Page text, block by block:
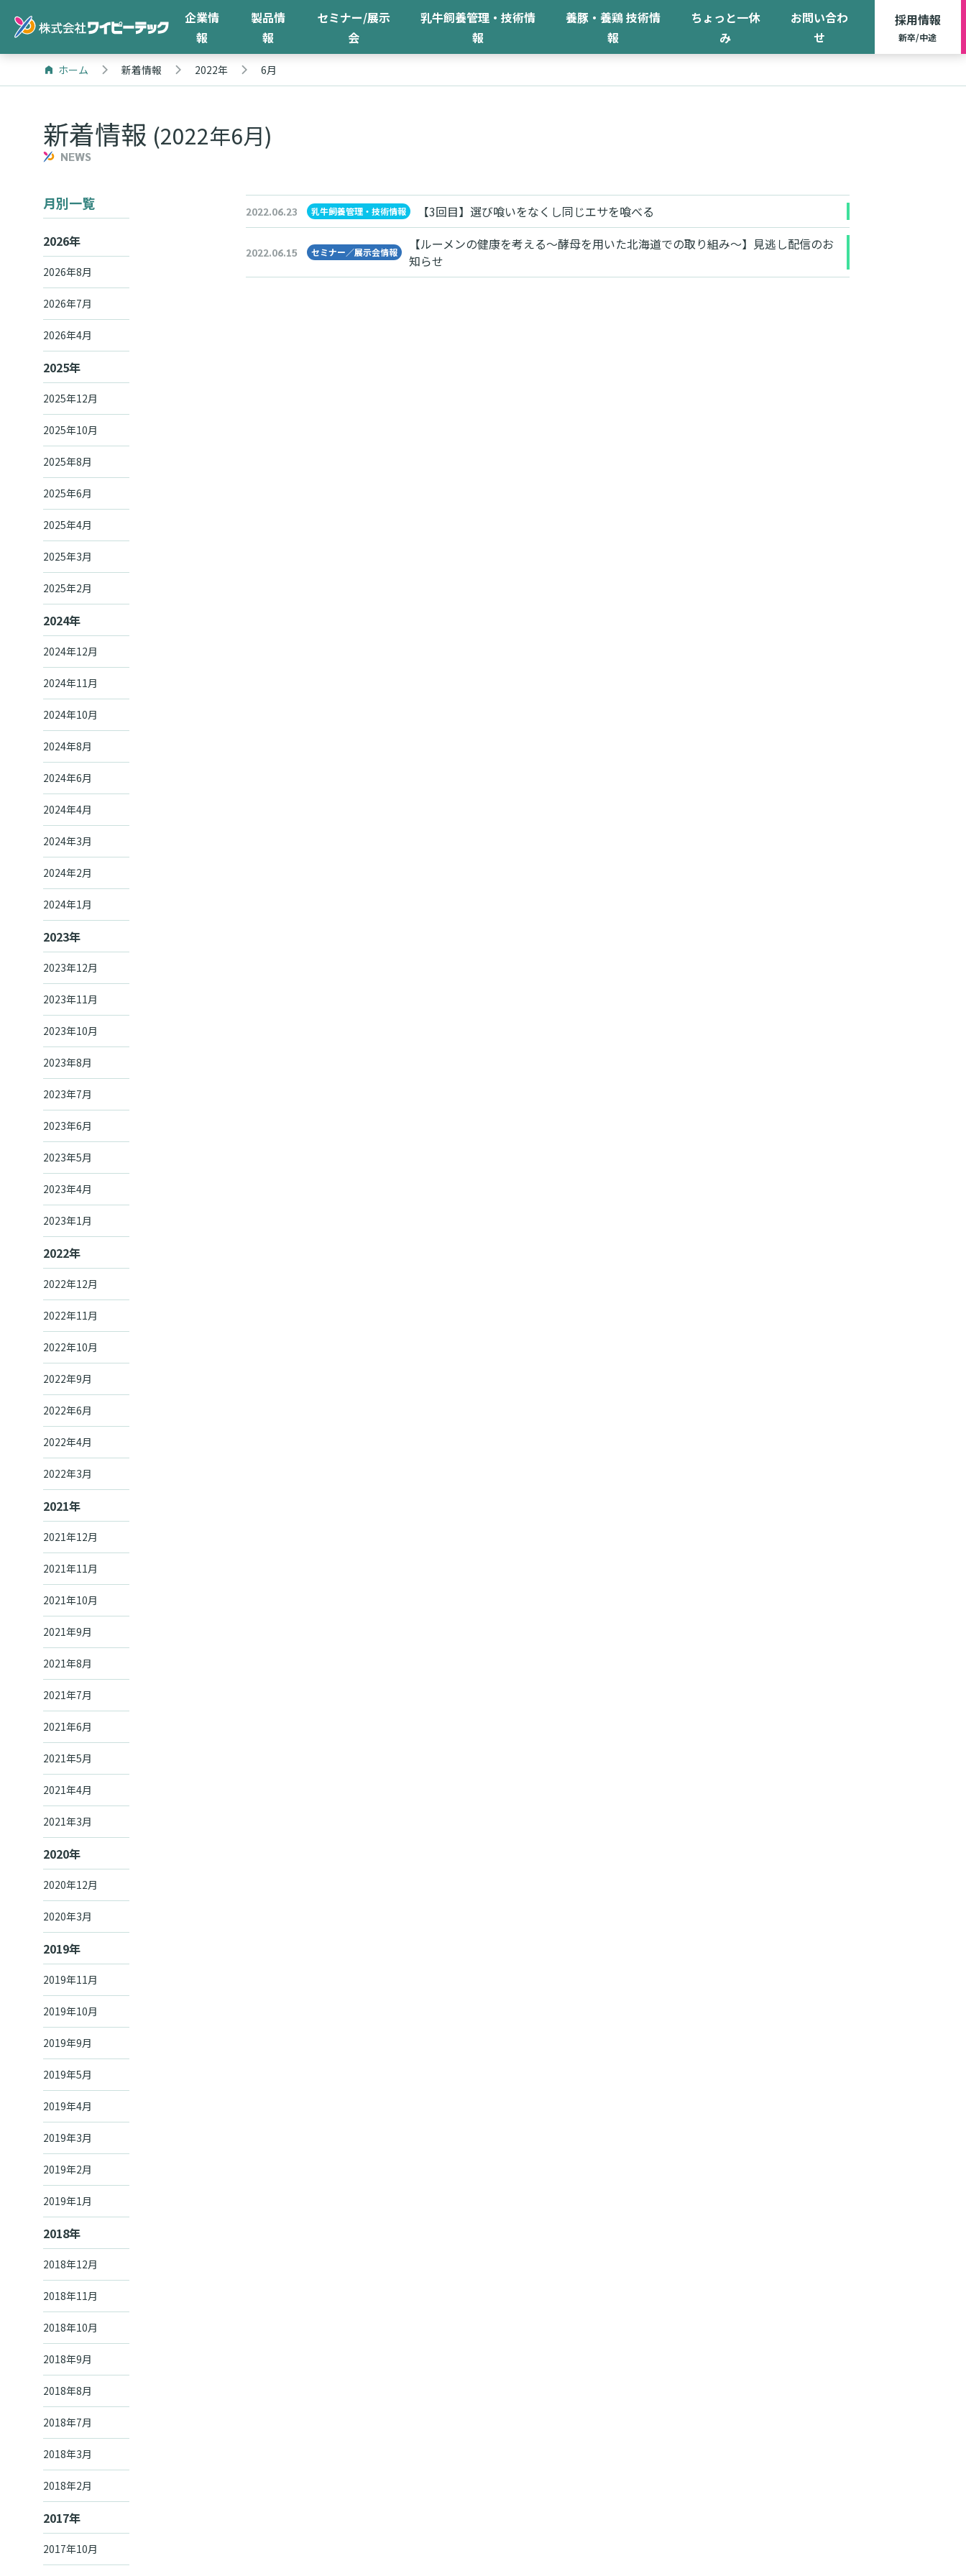
企業情
報
製品情
報
セミナー/展示
会
乳牛飼養管理・技術情
報
養豚・養鶏 技術情
報
ちょっと一休
み
お問い合わ
せ
採用情報
新卒/中途
ホーム 新着情報 2022年 6月
新着情報 (2022年6月)
NEWS
2022.06.23 乳牛飼養管理・技術情報 【3回目】選び喰いをなくし同じエサを喰べる
2022.06.15 セミナー／展示会情報
【ルーメンの健康を考える～酵母を用いた北海道での取り組み～】見逃し配信のお
知らせ
月別一覧
2026年
2026年8月
2026年7月
2026年4月
2025年
2025年12月
2025年10月
2025年8月
2025年6月
2025年4月
2025年3月
2025年2月
2024年
2024年12月
2024年11月
2024年10月
2024年8月
2024年6月
2024年4月
2024年3月
2024年2月
2024年1月
2023年
2023年12月
2023年11月
2023年10月
2023年8月
2023年7月
2023年6月
2023年5月
2023年4月
2023年1月
2022年
2022年12月
2022年11月
2022年10月
2022年9月
2022年6月
2022年4月
2022年3月
2021年
2021年12月
2021年11月
2021年10月
2021年9月
2021年8月
2021年7月
2021年6月
2021年5月
2021年4月
2021年3月
2020年
2020年12月
2020年3月
2019年
2019年11月
2019年10月
2019年9月
2019年5月
2019年4月
2019年3月
2019年2月
2019年1月
2018年
2018年12月
2018年11月
2018年10月
2018年9月
2018年8月
2018年7月
2018年3月
2018年2月
2017年
2017年10月